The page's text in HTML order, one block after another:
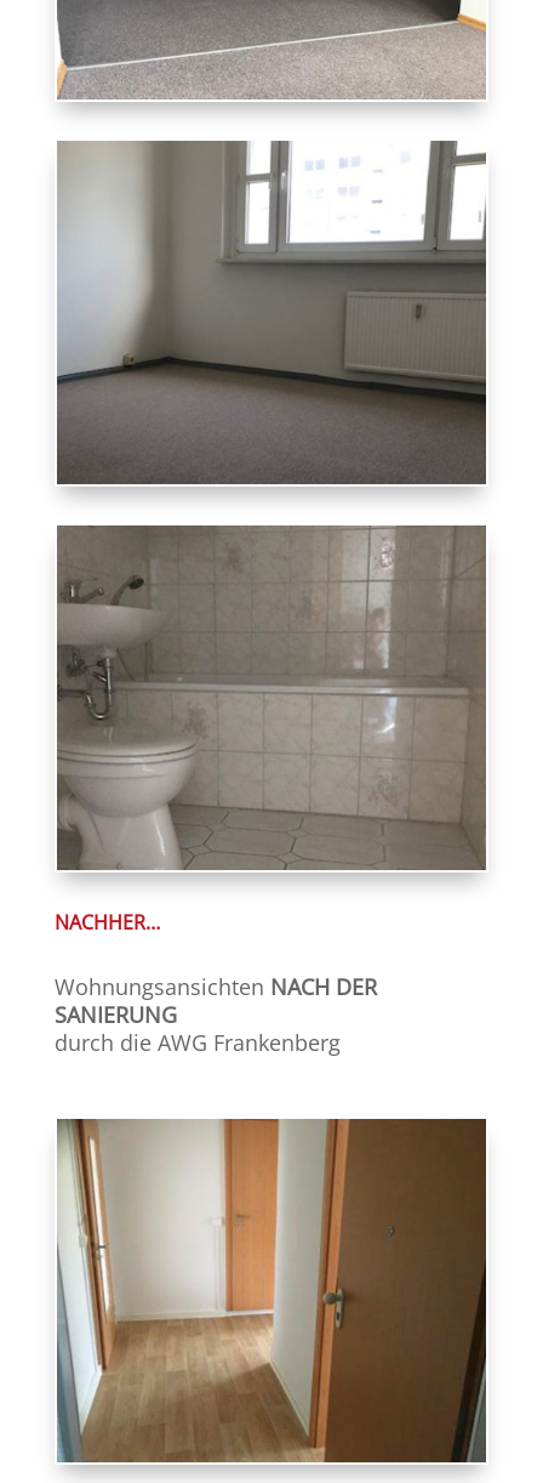
NACHHER…
Wohnungsansichten NACH DER
SANIERUNG
durch die AWG Frankenberg